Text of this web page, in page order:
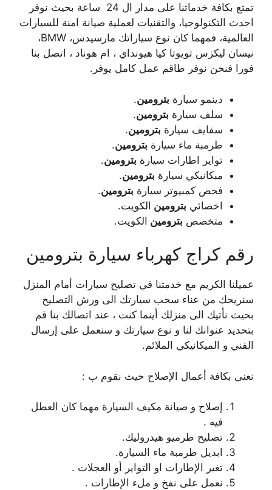
تمتع بكافة خدماتنا على مدار ال 24 ساعة بحيث نوفر
احدث التكنولوجيا، والتقنيات لعملية صيانة امنة للسيارات
العالمية، فمهما كان نوع سياراتك مارسيدس، BMW،
نيسان ليكزس تويوتا كيا هيونداي ، ام هوناد ، اتصل بنا
فورا فنحن نوفر طاقم عمل كامل يوفر.
دينمو سيارة بترومين.
سلف سيارة بترومين.
سفايف سيارة بترومين.
طرمبة ماء سيارة بترومين.
تواير اطارات سيارة بترومين.
مبكانبكي سيارة بترومين.
فحص كمبيوتر سيارة بترومين.
اخصائي بترومين الكويت.
متخصص بترومين الكويت.
رقم كراج كهرباء سيارة بترومين
عميلنا الكريم مع خدمتنا في تصليح سيارات أمام المنزل
سنريحك من عناء سحب سيارتك الى ورش التصليح
بحيث نأتيك الى منزلك أينما كنت ، عند اتصالك بنا قم
بتحديد عنوانك لنا و نوع سيارتك و سنعمل على إرسال
الفني و الميكانيكي الملائم.
نعنى بكافة أعمال الإصلاح حيث نقوم ب :
إصلاح و صيانة مكيف السيارة مهما كان العطل
فيه .
تصليح طرميو هيدروليك.
ابديل طرمبة ماء السيارة.
تغير الإطارات او التواير أو العجلات .
نعمل على نفخ و ملء الإطارات .